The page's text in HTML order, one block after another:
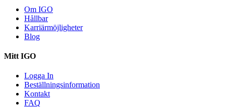
Om IGO
Hållbar
Karriärmöjligheter
Blog
Mitt IGO
Logga In
Beställningsinformation
Kontakt
FAQ